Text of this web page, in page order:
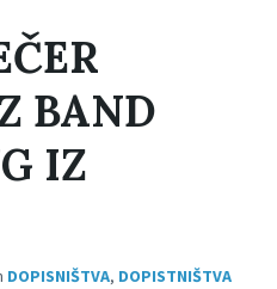
BAND
IZ
DOPISNIŠTVA, DOPISTNIŠTVA